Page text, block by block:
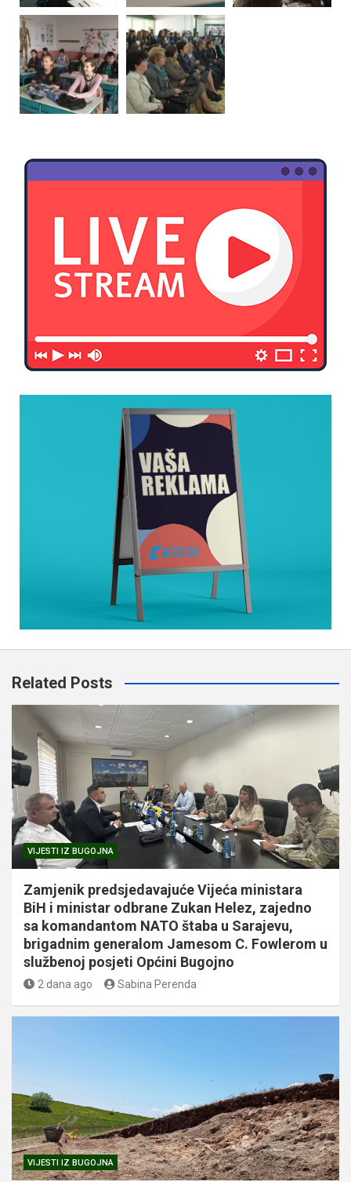
Related Posts
VIJESTI IZ BUGOJNA
Zamjenik predsjedavajuće Vijeća ministara
BiH i ministar odbrane Zukan Helez, zajedno
sa komandantom NATO štaba u Sarajevu,
brigadnim generalom Jamesom C. Fowlerom u
službenoj posjeti Općini Bugojno
2 dana ago Sabina Perenda
VIJESTI IZ BUGOJNA